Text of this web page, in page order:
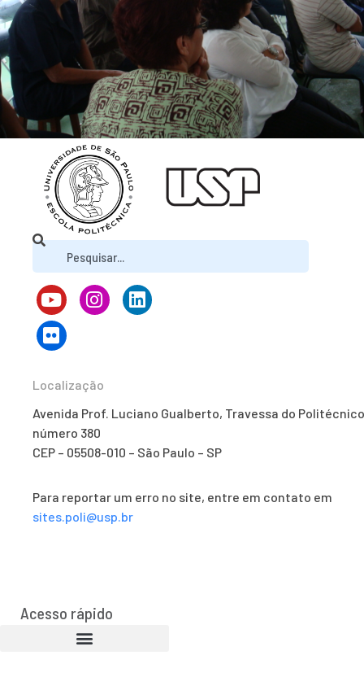
Localização
Avenida Prof. Luciano Gualberto, Travessa do
número 380
CEP – 05508-010 – São Paulo – SP
Para reportar um erro no site, entre em contato em
sites.poli@usp.br
Acesso rápido